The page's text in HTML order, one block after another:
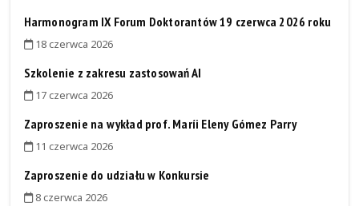
Harmonogram IX Forum Doktorantów 19 czerwca 2026 roku
18 czerwca 2026
Szkolenie z zakresu zastosowań AI
17 czerwca 2026
Zaproszenie na wykład prof. Maríi Eleny Gómez Parry
11 czerwca 2026
Zaproszenie do udziału w Konkursie
8 czerwca 2026